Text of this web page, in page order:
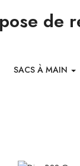
de
SACS À MAIN